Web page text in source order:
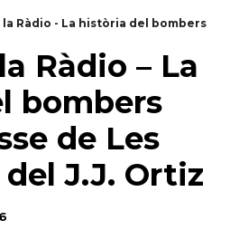
la Ràdio - La història del bombers
Ràdio – La
bombers
de Les
J.J. Ortiz